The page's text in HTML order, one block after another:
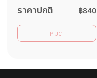
ราคาปกติ ฿840
หมด